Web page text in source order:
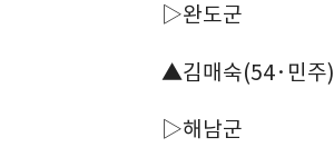
▷완도군
▲김매숙(54·민주)
▷해남군